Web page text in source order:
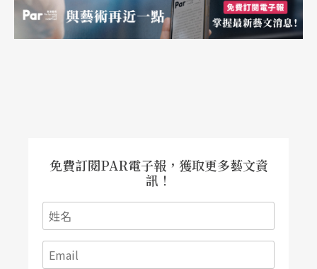
而不贊助那個？這並不只是公平與否的問題，更是
意識型態的問題。
者遂勢所難免的將被捲入民意政策中而失去其自主
性與藝術尊嚴。政客與公民將會對藝術指指點點或
多方設限。「國家藝術基金會」稍早前要求接受贊
助者切結不搞猥褻的內容，有些地方則出現藝術工
免費訂閱PAR電子報，獲取更多藝文資
訊！